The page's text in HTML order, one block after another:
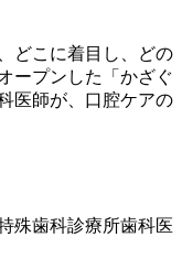
どこに着目し、どの
ープンした「かざぐ
医師が、口腔ケアの
殊歯科診療所歯科医